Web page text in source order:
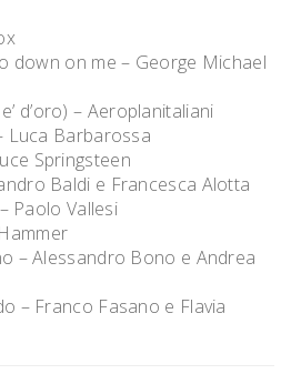
down on me – George Michael
d’oro) – Aeroplanitaliani
Luca Barbarossa
Springsteen
Baldi e Francesca Alotta
Paolo Vallesi
– Alessandro Bono e Andrea
– Franco Fasano e Flavia